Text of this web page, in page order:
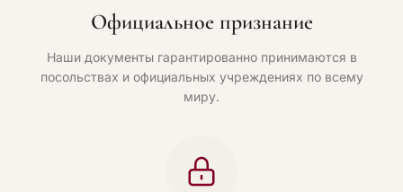
Официальное признание
Наши документы гарантированно принимаются в
посольствах и официальных учреждениях по всему
миру.